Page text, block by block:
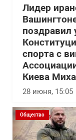
Лидер
поздравил
спорта с
Киева
28 июня, 15:05
Общество